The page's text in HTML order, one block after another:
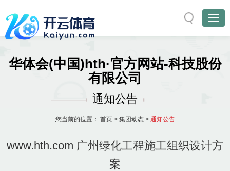
华体会(中国)hth·官方网站-科技股份
有限公司
通知公告
您当前的位置： 首页> 集团动态> 通知公告
www.hth.com 广州绿化工程施工组织设计方
案